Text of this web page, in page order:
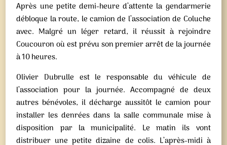
Après une petite demi-heure d’attente la gendarmerie
débloque la route, le camion de l’association de Coluche
avec. Malgré un léger retard, il réussit à rejoindre
Coucouron où est prévu son premier arrêt de la journée
à 10 heures.
Olivier Dubrulle est le responsable du véhicule de
l’association pour la journée. Accompagné de deux
autres bénévoles, il décharge aussitôt le camion pour
installer les denrées dans la salle communale mise à
disposition par la municipalité. Le matin ils vont
distribuer une petite dizaine de colis. L’après-midi à